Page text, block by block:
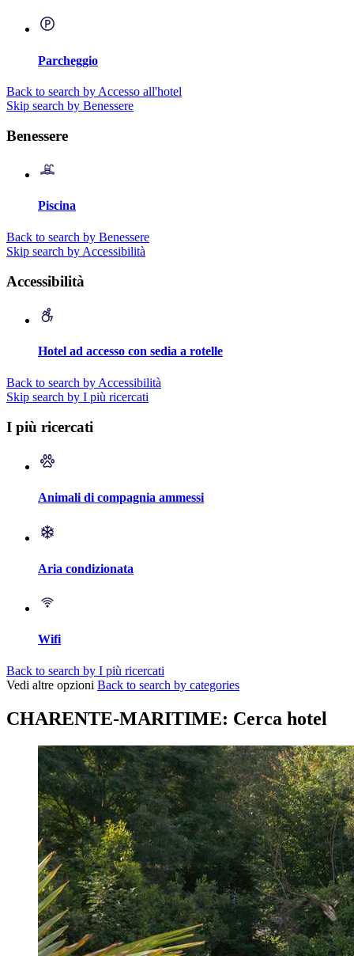
Parcheggio
Back to search by Accesso all'hotel
Skip search by Benessere
Benessere
Piscina
Back to search by Benessere
Skip search by Accessibilità
Accessibilità
Hotel ad accesso con sedia a rotelle
Back to search by Accessibilità
Skip search by I più ricercati
I più ricercati
Animali di compagnia ammessi
Aria condizionata
Wifi
Back to search by I più ricercati
Vedi altre opzioni Back to search by categories
CHARENTE-MARITIME: Cerca hotel